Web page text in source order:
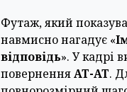
Футаж, який
навмисно нагадує «
відповідь». У кадрі
поверненняAT-AT.